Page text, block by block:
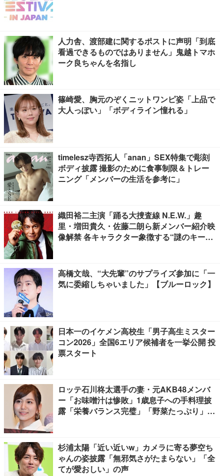
人力舎、渡部建に関するポストに声明「到底
看過できるものではありません」鬼越トマホ
ーク良ちゃんを名指し
篠崎愛、胸元のぞくニットワンピ姿「上品で
大人っぽい」「ボディライン憧れる」
timelesz寺西拓人「anan」SEX特集で彫刻
ボディ披露 撮影のために食事制限＆トレー
ニング「メンバーの生活を参考に」
織田裕二主演「踊る大捜査線 N.E.W.」趣
里・増田貴久・佐藤二朗ら新メンバー紹介映
像解禁 各キャラクター象徴する“謎のキーワ
高橋文哉、“大先輩”のサプライズ参加に「一
気に委縮しちゃいました」【ブルーロック】
日本一のイケメン高校生「男子高生ミスター
コン2026」全国6エリア候補者を一挙公開 投
票スタート
ロッテ石川柊太選手の妻・元AKB48メンバ
ー「お味噌汁は惨敗」1歳息子への手料理披
露「栄養バランス完璧」「野菜たっぷり」の
杉浦太陽「近い近いw」カメラに寄る夢空ち
ゃんの姿披露「無邪気さがたまらない」「全
てが愛おしい」の声